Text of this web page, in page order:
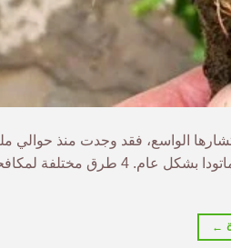
الواسع، فقد وجدت منذ
4500 نوع منها كنيماتودا متطفلة على النبات وهي تمثل بذلك
←